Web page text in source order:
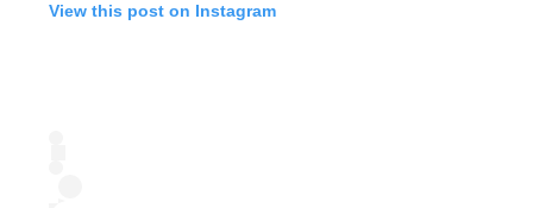
View this post on Instagram